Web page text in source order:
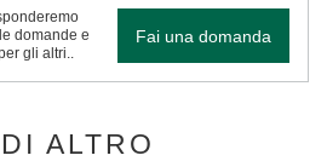
domande e
gli altri..
Fai una domanda
ALTRO